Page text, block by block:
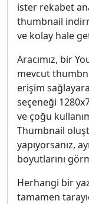
ister rekabet
thumbnail
ve kolay hale
Aracımız, bir
mevcut
erişim
seçeneği
ve çoğu
Thumbnail
yapıyorsanız,
boyutlarını
Herhangi bir
tamamen